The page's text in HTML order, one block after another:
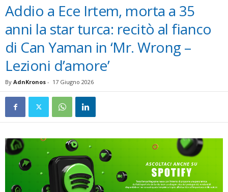
Addio a Ece Irtem, morta a 35
anni la star turca: recitò al fianco
di Can Yaman in ‘Mr. Wrong –
Lezioni d’amore’
By AdnKronos - 17 Giugno 2026